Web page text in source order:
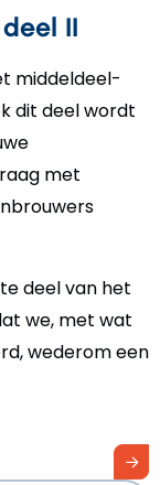
II
middeldeel-
dit deel wordt
met
deel van het
we, met wat
wederom een